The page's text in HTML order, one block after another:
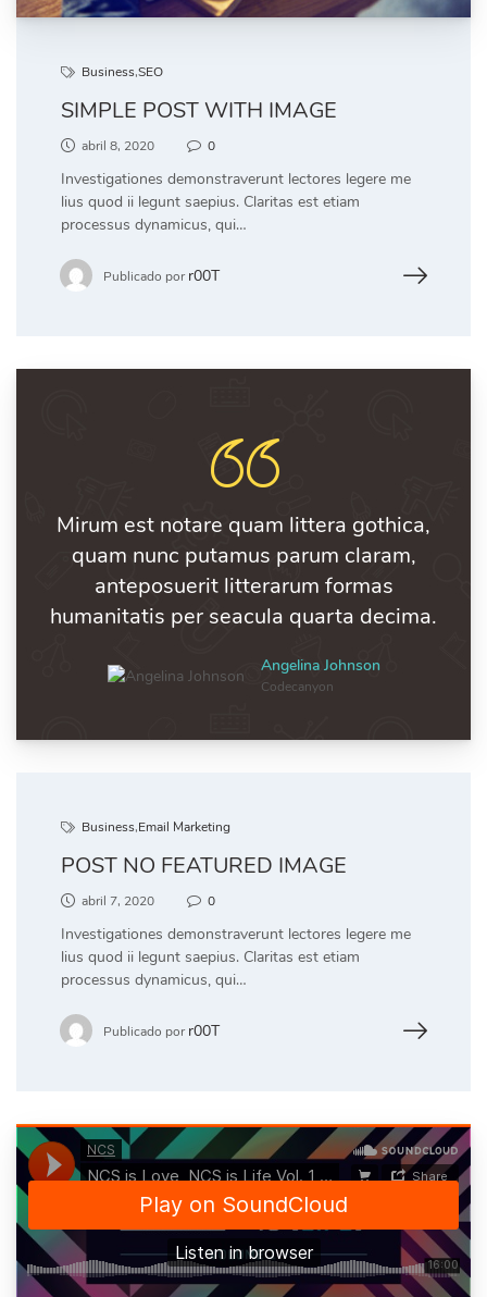
Business,SEO
SIMPLE POST WITH IMAGE
abril 8, 2020 0
Investigationes demonstraverunt lectores legere me
lius quod ii legunt saepius. Claritas est etiam
processus dynamicus, qui…
Publicado porr00T
Mirum est notare quam littera gothica,
quam nunc putamus parum claram,
anteposuerit litterarum formas
humanitatis per seacula quarta decima.
Angelina Johnson
Codecanyon
Business,Email Marketing
POST NO FEATURED IMAGE
abril 7, 2020 0
Investigationes demonstraverunt lectores legere me
lius quod ii legunt saepius. Claritas est etiam
processus dynamicus, qui…
Publicado porr00T